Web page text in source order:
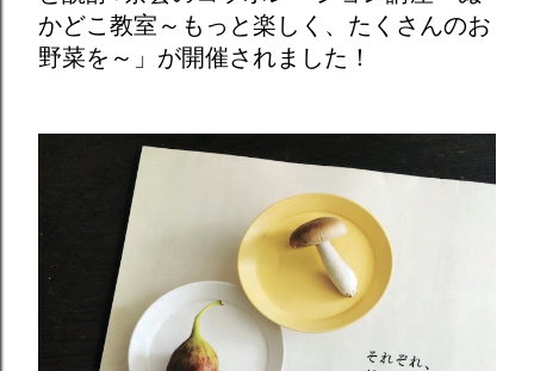
かどこ教室～もっと楽しく、たくさんのお
野菜を～」が開催されました！